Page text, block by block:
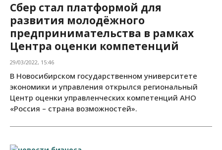
Сбер стал платформой для
развития молодёжного
предпринимательства в рамках
Центра оценки компетенций
29/03/2022, 15:46
В Новосибирском государственном университете
экономики и управления открылся региональный
Центр оценки управленческих компетенций АНО
«Россия – страна возможностей».